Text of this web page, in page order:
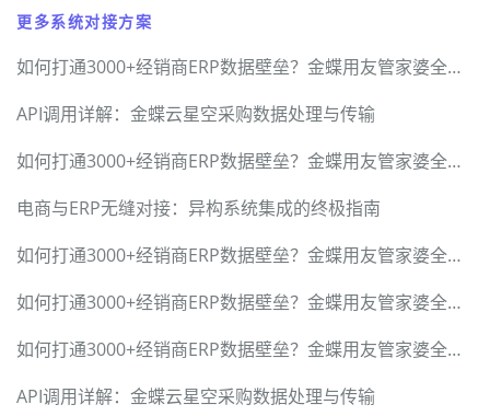
更多系统对接方案
如何打通3000+经销商ERP数据壁垒？金蝶用友管家婆全兼容方案
API调用详解：金蝶云星空采购数据处理与传输
如何打通3000+经销商ERP数据壁垒？金蝶用友管家婆全兼容方案
电商与ERP无缝对接：异构系统集成的终极指南
如何打通3000+经销商ERP数据壁垒？金蝶用友管家婆全兼容方案
如何打通3000+经销商ERP数据壁垒？金蝶用友管家婆全兼容方案
如何打通3000+经销商ERP数据壁垒？金蝶用友管家婆全兼容方案
API调用详解：金蝶云星空采购数据处理与传输